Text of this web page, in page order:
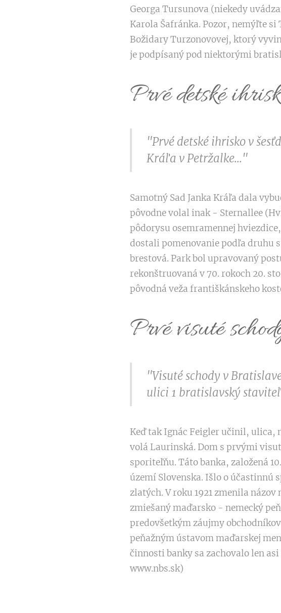
Georga Tursunova (niekedy
Karola Šafránka. Pozor, nemýľte
Božidary Turzonovovej, ktorý
je podpísaný pod niektorými
Prvé detské
"Prvé detské ihrisko v
Kráľa v Petržalke..."
Samotný Sad Janka Kráľa dala
pôvodne volal inak - Sternallee
pôdorysu osemramennej
dostali pomenovanie podľa druhu
brestová. Park bol upravovaný
rekonštruovaná v 70. rokoch 20.
pôvodná veža františkánskeho
Prvé visuté
"Visuté schody v
ulici 1 bratislavský
Keď tak Ignác Feigler učinil, ulica,
volá Laurinská. Dom s prvými
sporiteľňu. Táto banka, založená
území Slovenska. Išlo o účastinnú
zlatých. V roku 1921 zmenila
zmiešaný maďarsko - nemecký
predovšetkým záujmy
peňažným ústavom maďarskej
činnosti banky sa zachovalo len
www.nbs.sk)